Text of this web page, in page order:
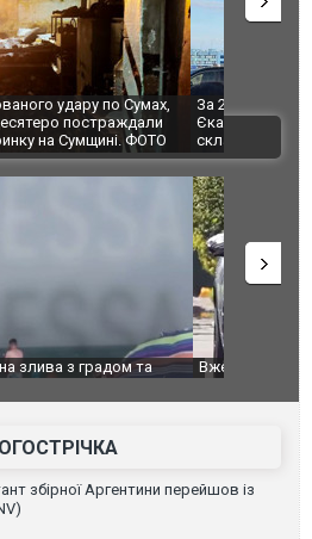
від кордону з Україною: в
атаки дронів загорівся
ФОТО. ВІДЕО
"Мої
ВІДЕО
Ferrari готує оновлення
Вийшов
фільму
збірної Аргентини перейшов із